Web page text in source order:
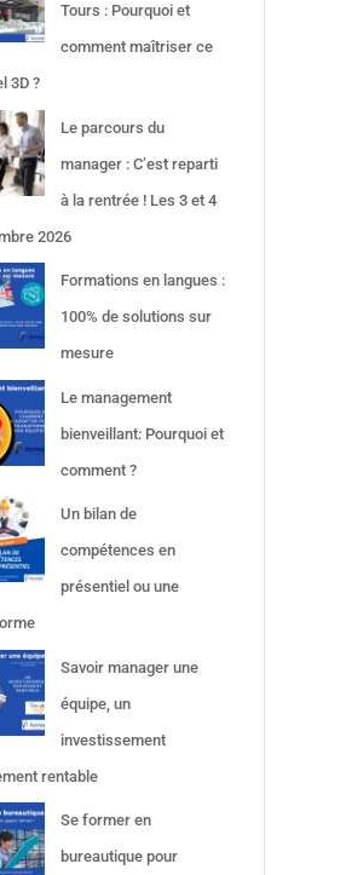
Tours : Pourquoi et
comment maîtriser ce
3D ?
Le parcours du
manager : C’est reparti
à la rentrée ! Les 3 et 4
2026
Formations en langues :
100% de solutions sur
mesure
Le management
bienveillant: Pourquoi et
comment ?
Un bilan de
compétences en
présentiel ou une
Savoir manager une
équipe, un
investissement
rentable
Se former en
bureautique pour